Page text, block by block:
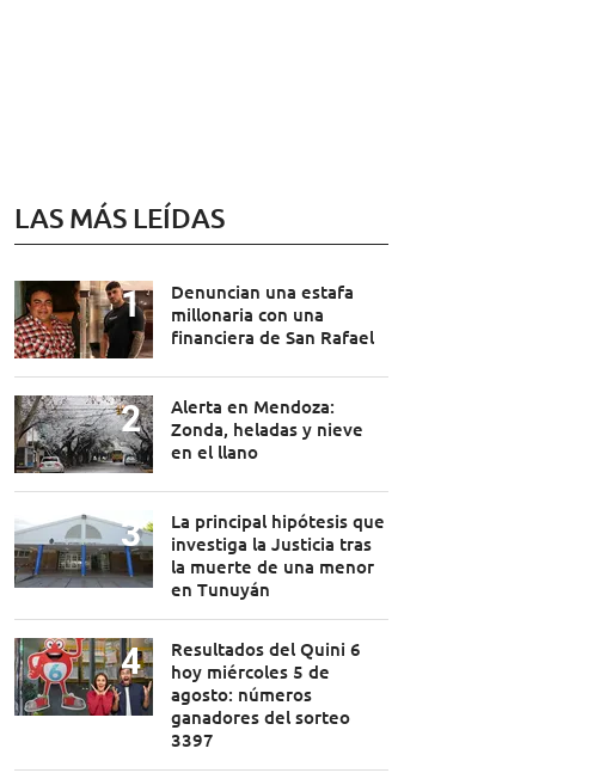
LAS MÁS LEÍDAS
Denuncian una estafa
millonaria con una
financiera de San Rafael
Alerta en Mendoza:
Zonda, heladas y nieve
en el llano
La principal hipótesis que
investiga la Justicia tras
la muerte de una menor
en Tunuyán
Resultados del Quini 6
hoy miércoles 5 de
agosto: números
ganadores del sorteo
3397